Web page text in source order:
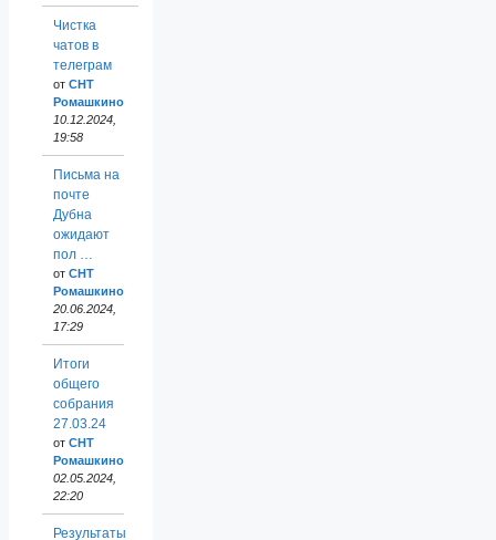
Чистка
чатов в
телеграм
от СНТ
Ромашкино
10.12.2024,
19:58
Письма на
почте
Дубна
ожидают
пол …
от СНТ
Ромашкино
20.06.2024,
17:29
Итоги
общего
собрания
27.03.24
от СНТ
Ромашкино
02.05.2024,
22:20
Результаты